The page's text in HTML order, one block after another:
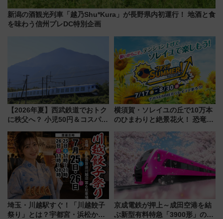
新潟の酒観光列車「越乃Shu*Kura」が長野県内初運行！ 地酒と食
を味わう信州プレDC特別企画
【2026年夏】西武鉄道でおトク
に秩父へ？ 小児50円＆コスパ最
族旅行！ 深夜の正丸トンネル探
検や特急ラビューも
横須賀・ソレイユの丘で10万本
のひまわりと絶景花火！ 恐竜や
帰りお出かけ最新情報（2026年
7月17日～開催）
埼玉・川越駅すぐ！「川越餃子
祭り」とは？宇都宮・浜松から
京成電鉄が押上～成田空港を結
ぶ新型有料特急「3900形」のコ